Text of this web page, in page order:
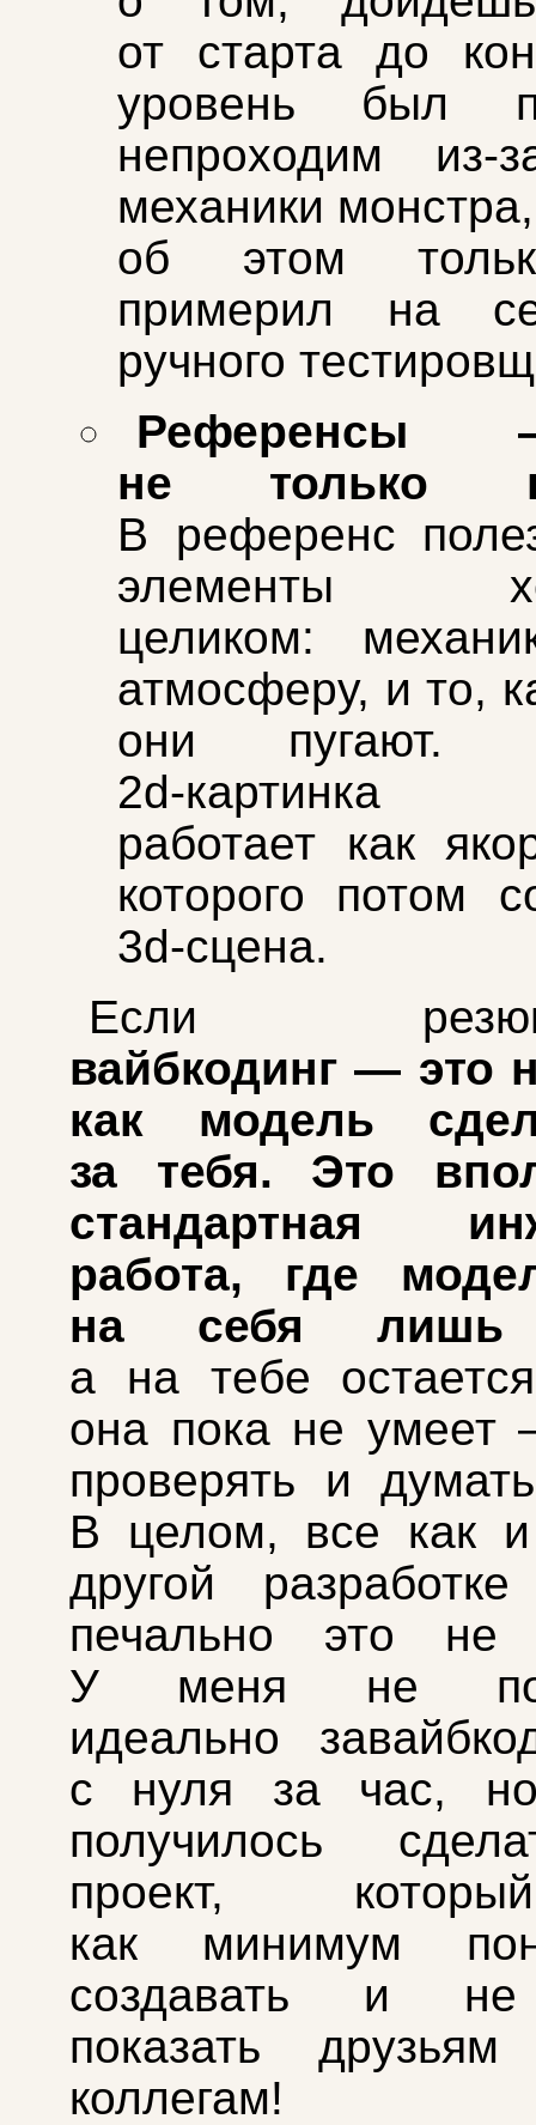
от старта до
уровень был
непроходим
механики
об этом
примерил на
ручного
не только
В референс
элементы
целиком:
атмосферу, и то,
они
2d‑картинка
работает как
которого потом
3d‑сцена.
Если
вайбкодинг — это
как модель
за тебя. Это
стандартная
работа, где
на себя лишь
а на тебе
она пока не умеет
проверять и
В целом, все как
другой
печально это не
У меня не
идеально
с нуля за час,
получилось
проект,
как минимум
создавать и
показать
коллегам!